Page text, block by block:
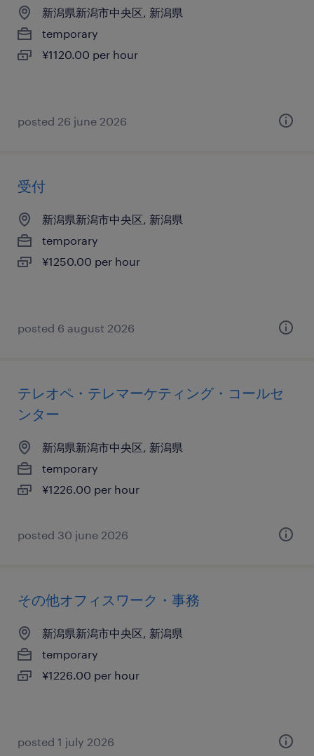
新潟県新潟市中央区, 新潟県
temporary
¥1120.00 per hour
posted 26 june 2026
受付
新潟県新潟市中央区, 新潟県
temporary
¥1250.00 per hour
posted 6 august 2026
テレオペ・テレマーケティング・コールセ
ンター
新潟県新潟市中央区, 新潟県
temporary
¥1226.00 per hour
posted 30 june 2026
その他オフィスワーク・事務
新潟県新潟市中央区, 新潟県
temporary
¥1226.00 per hour
posted 1 july 2026